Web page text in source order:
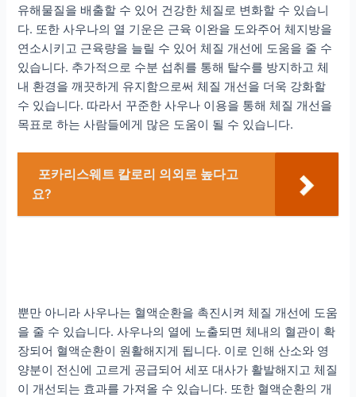
유해물질을 배출할 수 있어 건강한 체질로 변화할 수 있습니
다. 또한 사우나의 열 기운은 근육 이완을 도와주어 체지방을
연소시키고 근육량을 늘릴 수 있어 체질 개선에 도움을 줄 수
있습니다. 추가적으로 수분 섭취를 통해 탈수를 방지하고 체
내 환경을 깨끗하게 유지함으로써 체질 개선을 더욱 강화할
수 있습니다. 따라서 꾸준한 사우나 이용을 통해 체질 개선을
목표로 하는 사람들에게 많은 도움이 될 수 있습니다.
포카리스웨트 칼로리 의외로 높다고
요?
뿐만 아니라 사우나는 혈액순환을 촉진시켜 체질 개선에 도움
을 줄 수 있습니다. 사우나의 열에 노출되면 체내의 혈관이 확
장되어 혈액순환이 원활해지게 됩니다. 이로 인해 산소와 영
양분이 전신에 고르게 공급되어 세포 대사가 활발해지고 체질
이 개선되는 효과를 가져올 수 있습니다. 또한 혈액순환의 개